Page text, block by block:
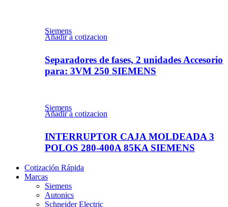
Siemens
Añadir a cotizacion
Separadores de fases, 2 unidades Accesorio
para: 3VM 250 SIEMENS
Siemens
Añadir a cotizacion
INTERRUPTOR CAJA MOLDEADA 3
POLOS 280-400A 85KA SIEMENS
Cotización Rápida
Marcas
Siemens
Autonics
Schneider Electric